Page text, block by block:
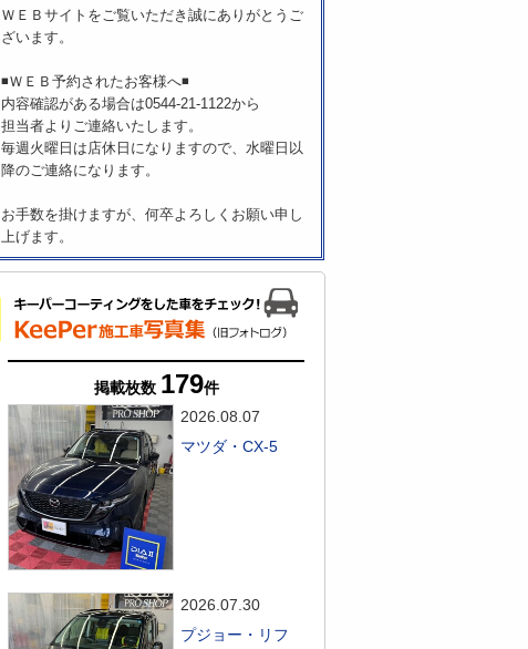
ＷＥＢサイトをご覧いただき誠にありがとうご
ざいます。
◾️ＷＥＢ予約されたお客様へ◾️
内容確認がある場合は0544-21-1122から
担当者よりご連絡いたします。
毎週火曜日は店休日になりますので、水曜日以
降のご連絡になります。
お手数を掛けますが、何卒よろしくお願い申し
上げます。
掲載枚数 179件
2026.08.07
マツダ・CX-5
2026.07.30
プジョー・リフ